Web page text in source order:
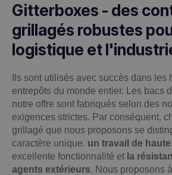
Gitterboxes - des
grillagés robustes
logistique et
Ils sont utilisés avec succès dans les
entrepôts du monde entier. Les bacs
notre offre sont fabriqués selon des
exigences strictes. Par conséquent,
grillagé que nous proposons se
caractère unique. un travail de
excellente fonctionnalité et la
agents extérieurs. Nous proposons